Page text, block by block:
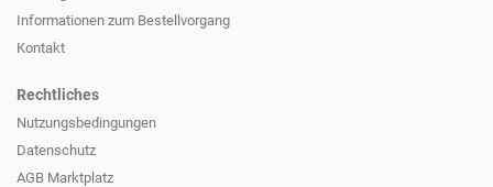
Informationen zum Bestellvorgang
Kontakt
Rechtliches
Nutzungsbedingungen
Datenschutz
AGB Marktplatz